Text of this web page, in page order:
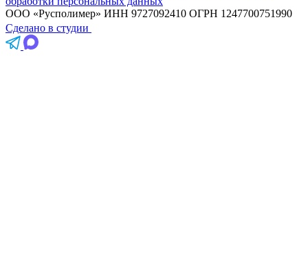
ООО «Русполимер» ИНН 9727092410 ОГРН 1247700751990
Сделано в студии